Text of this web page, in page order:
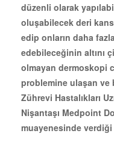
düzenli olarak
oluşabilecek deri
edip onların daha
edebileceğinin altını
olmayan dermoskopi
problemine ulaşan ve
Zührevi Hastalıkları
Nişantaşı Medpoint
muayenesinde verdiği